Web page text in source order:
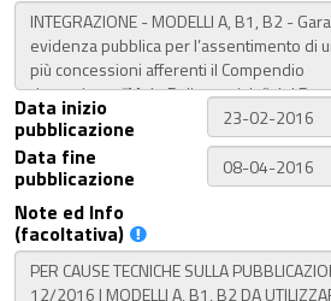
Data inizio
pubblicazione
Data fine
pubblicazione
Note ed Info
(facoltativa)